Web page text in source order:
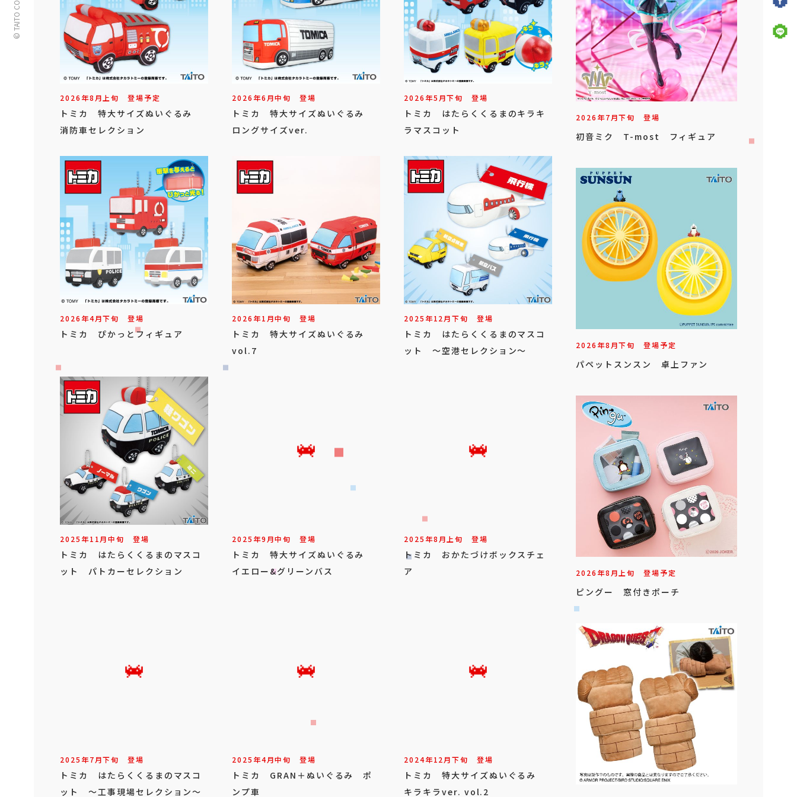
2026年8月上旬 登場予定
トミカ 特大サイズぬいぐるみ
消防車セレクション
2026年6月中旬 登場
トミカ 特大サイズぬいぐるみ
ロングサイズver.
2026年5月下旬 登場
トミカ はたらくくるまのキラキ
ラマスコット
2026年4月下旬 登場
トミカ ぴかっとフィギュア
2026年1月中旬 登場
トミカ 特大サイズぬいぐるみ
vol.7
2025年12月下旬 登場
トミカ はたらくくるまのマスコ
ット ～空港セレクション～
2025年11月中旬 登場
トミカ はたらくくるまのマスコ
ット パトカーセレクション
2025年9月中旬 登場
トミカ 特大サイズぬいぐるみ
イエロー&グリーンバス
2025年8月上旬 登場
トミカ おかたづけボックスチェ
ア
2025年7月下旬 登場
トミカ はたらくくるまのマスコ
ット ～工事現場セレクション～
2025年4月中旬 登場
トミカ GRAN＋ぬいぐるみ ポ
ンプ車
2024年12月下旬 登場
トミカ 特大サイズぬいぐるみ
キラキラver. vol.2
2026年7月下旬 登場
初音ミク T-most フィギュア
2026年8月下旬 登場予定
パペットスンスン 卓上ファン
2026年8月上旬 登場予定
ピングー 窓付きポーチ